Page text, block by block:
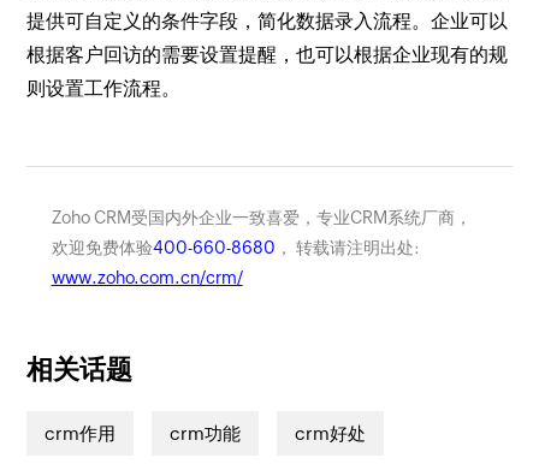
提供可自定义的条件字段，简化数据录入流程。企业可以
根据客户回访的需要设置提醒，也可以根据企业现有的规
则设置工作流程。
Zoho CRM受国内外企业一致喜爱，专业CRM系统厂商，
欢迎免费体验400-660-8680 ， 转载请注明出处:
www.zoho.com.cn/crm/
相关话题
crm作用 crm功能 crm好处